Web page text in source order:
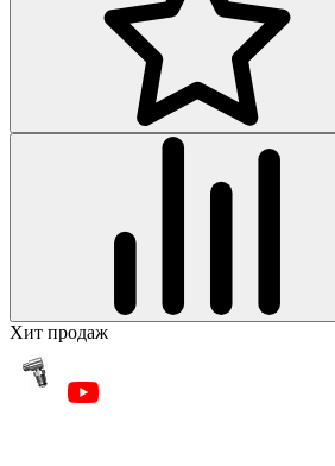
Хит продаж